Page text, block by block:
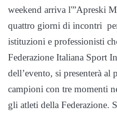
weekend arriva l'”Apreski
quattro giorni di incontri
istituzioni e professionisti
Federazione Italiana Sport
dell’evento, si presenterà
campioni con tre momenti
gli atleti della Federazione.